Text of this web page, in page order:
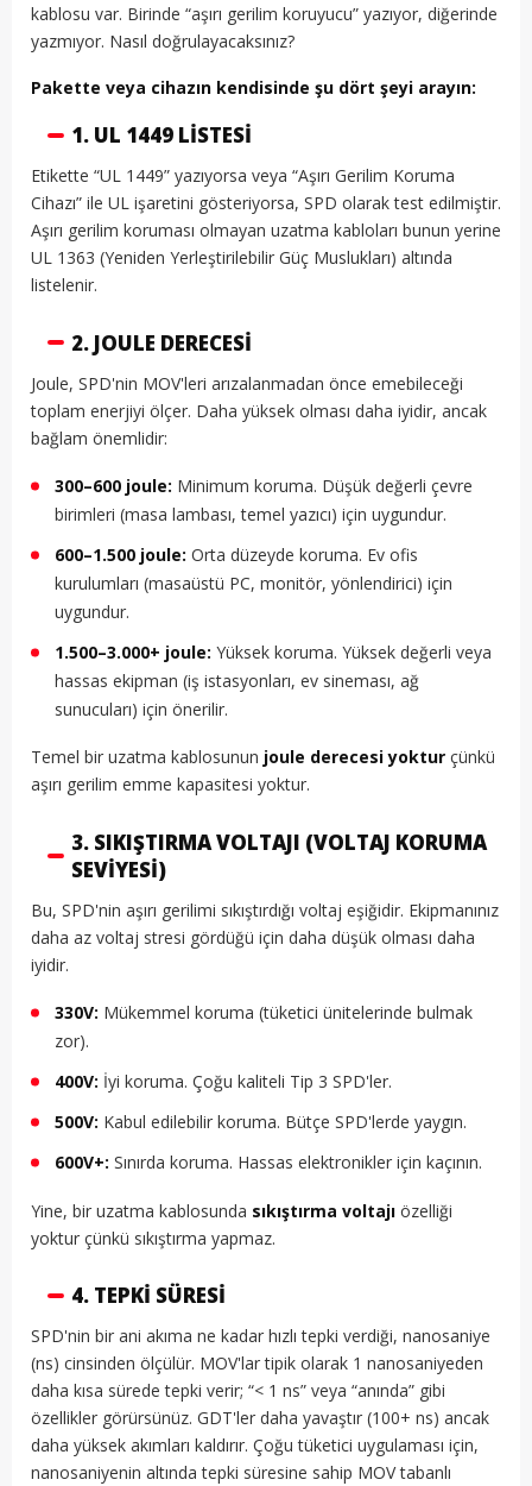
kablosu var. Birinde “aşırı gerilim koruyucu” yazıyor, diğerinde
yazmıyor. Nasıl doğrulayacaksınız?
Pakette veya cihazın kendisinde şu dört şeyi arayın:
1. UL 1449 LISTESI
Etikette “UL 1449” yazıyorsa veya “Aşırı Gerilim Koruma
Cihazı” ile UL işaretini gösteriyorsa, SPD olarak test edilmiştir.
Aşırı gerilim koruması olmayan uzatma kabloları bunun yerine
UL 1363 (Yeniden Yerleştirilebilir Güç Muslukları) altında
listelenir.
2. JOULE DERECESI
Joule, SPD'nin MOV'leri arızalanmadan önce emebileceği
toplam enerjiyi ölçer. Daha yüksek olması daha iyidir, ancak
bağlam önemlidir:
300–600 joule: Minimum koruma. Düşük değerli çevre
birimleri (masa lambası, temel yazıcı) için uygundur.
600–1.500 joule: Orta düzeyde koruma. Ev ofis
kurulumları (masaüstü PC, monitör, yönlendirici) için
uygundur.
1.500–3.000+ joule: Yüksek koruma. Yüksek değerli veya
hassas ekipman (iş istasyonları, ev sineması, ağ
sunucuları) için önerilir.
Temel bir uzatma kablosunun joule derecesi yoktur çünkü
aşırı gerilim emme kapasitesi yoktur.
3. SIKIŞTIRMA VOLTAJI (VOLTAJ KORUMA
SEVIYESI)
Bu, SPD'nin aşırı gerilimi sıkıştırdığı voltaj eşiğidir. Ekipmanınız
daha az voltaj stresi gördüğü için daha düşük olması daha
iyidir.
330V: Mükemmel koruma (tüketici ünitelerinde bulmak
zor).
400V: İyi koruma. Çoğu kaliteli Tip 3 SPD'ler.
500V: Kabul edilebilir koruma. Bütçe SPD'lerde yaygın.
600V+: Sınırda koruma. Hassas elektronikler için kaçının.
Yine, bir uzatma kablosunda sıkıştırma voltajı özelliği
yoktur çünkü sıkıştırma yapmaz.
4. TEPKI SÜRESI
SPD'nin bir ani akıma ne kadar hızlı tepki verdiği, nanosaniye
(ns) cinsinden ölçülür. MOV'lar tipik olarak 1 nanosaniyeden
daha kısa sürede tepki verir; “< 1 ns” veya “anında” gibi
özellikler görürsünüz. GDT'ler daha yavaştır (100+ ns) ancak
daha yüksek akımları kaldırır. Çoğu tüketici uygulaması için,
nanosaniyenin altında tepki süresine sahip MOV tabanlı